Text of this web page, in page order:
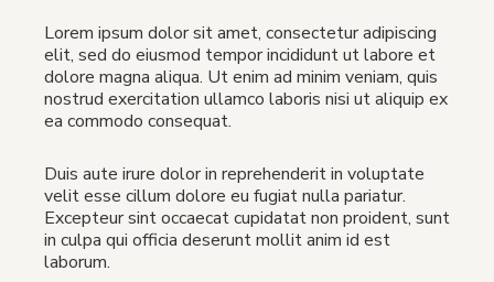
Lorem ipsum dolor sit amet, consectetur adipiscing
elit, sed do eiusmod tempor incididunt ut labore et
dolore magna aliqua. Ut enim ad minim veniam, quis
nostrud exercitation ullamco laboris nisi ut aliquip ex
ea commodo consequat.
Duis aute irure dolor in reprehenderit in voluptate
velit esse cillum dolore eu fugiat nulla pariatur.
Excepteur sint occaecat cupidatat non proident, sunt
in culpa qui officia deserunt mollit anim id est
laborum.